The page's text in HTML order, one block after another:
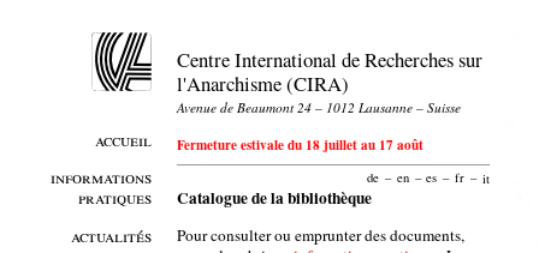
accueil
informations
pratiques
actualités
Centre International de Recherches sur
l'Anarchisme (CIRA)
Avenue de Beaumont 24 – 1012 Lausanne – Suisse
Fermeture estivale du 18 juillet au 17 août
de – en – es – fr – it
Catalogue de la bibliothèque
Pour consulter ou emprunter des documents,